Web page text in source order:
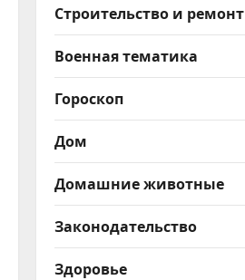
Строительство и ремонт
Военная тематика
Гороскоп
Дом
Домашние животные
Законодательство
Здоровье